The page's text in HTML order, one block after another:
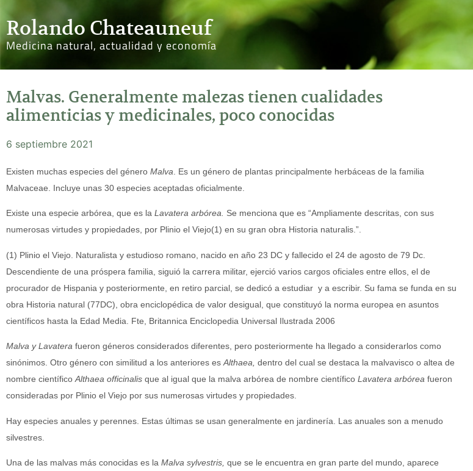
Rolando Chateauneuf
Medicina natural, actualidad y economía
Malvas. Generalmente malezas tienen cualidades
alimenticias y medicinales, poco conocidas
6 septiembre 2021
Existen muchas especies del género Malva . Es un género de plantas principalmente herbáceas de la familia
Malvaceae. Incluye unas 30 especies aceptadas oficialmente.
Existe una especie arbórea, que es la Lavatera arbórea. Se menciona que es “Ampliamente descritas, con sus
numerosas virtudes y propiedades, por Plinio el Viejo(1) en su gran obra Historia naturalis.”.
(1) Plinio el Viejo. Naturalista y estudioso romano, nacido en año 23 DC y fallecido el 24 de agosto de 79 Dc.
Descendiente de una próspera familia, siguió la carrera militar, ejerció varios cargos oficiales entre ellos, el de
procurador de Hispania y posteriormente, en retiro parcial, se dedicó a estudiar y a escribir. Su fama se funda en su
obra Historia natural (77DC), obra enciclopédica de valor desigual, que constituyó la norma europea en asuntos
científicos hasta la Edad Media. Fte, Britannica Enciclopedia Universal Ilustrada 2006
Malva y Lavatera fueron géneros considerados diferentes, pero posteriormente ha llegado a considerarlos como
sinónimos. Otro género con similitud a los anteriores es Althaea, dentro del cual se destaca la malvavisco o altea de
nombre científico Althaea officinalis que al igual que la malva arbórea de nombre científico Lavatera arbórea fueron
consideradas por Plinio el Viejo por sus numerosas virtudes y propiedades.
Hay especies anuales y perennes. Estas últimas se usan generalmente en jardinería. Las anuales son a menudo
silvestres.
Una de las malvas más conocidas es la Malva sylvestris, que se le encuentra en gran parte del mundo, aparece